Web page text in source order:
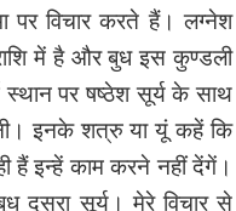
विचार करते हैं। लग्नेश
में है और बुध इस कुण्डली
पर षष्ठेश सूर्य के साथ
इनके शत्रु या यूं कहें कि
हैं इन्हें काम करने नहीं देंगें।
दूसरा सूर्य। मेरे विचार से